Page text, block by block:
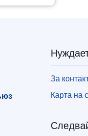
съюз
За
Карта на